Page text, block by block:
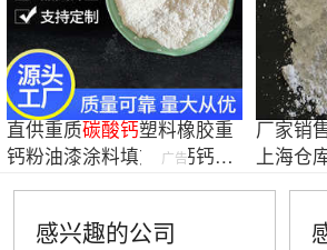
直供重质碳酸钙塑料橡胶重
钙粉油漆涂料填充轻钙钙粉
广告
厂家销
上海仓
感兴趣的公司